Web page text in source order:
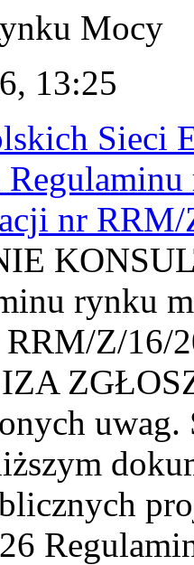
Mocy
13:25
Sieci
nr
rynku
Z/16/